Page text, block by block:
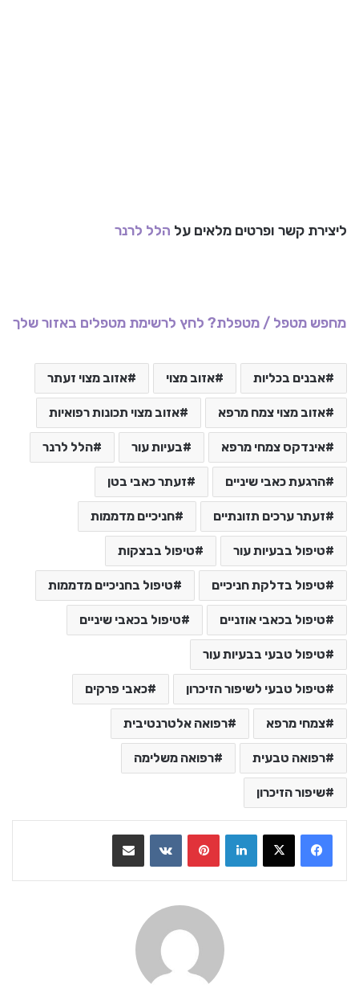
ליצירת קשר ופרטים מלאים על הלל לרנר
מחפש מטפל / מטפלת? לחץ לרשימת מטפלים באזור שלך
אבנים בכליות אזוב מצוי אזוב מצוי זעתר
אזוב מצוי צמח מרפא אזוב מצוי תכונות רפואיות
אינדקס צמחי מרפא בעיות עור הלל לרנר
הרגעת כאבי שיניים זעתר כאבי בטן
זעתר ערכים תזונתיים חניכיים מדממות
טיפול בבעיות עור טיפול בבצקות
טיפול בדלקת חניכיים טיפול בחניכיים מדממות
טיפול בכאבי אוזניים טיפול בכאבי שיניים
טיפול טבעי בבעיות עור
טיפול טבעי לשיפור הזיכרון כאבי פרקים
צמחי מרפא רפואה אלטרנטיבית
רפואה טבעית רפואה משלימה
שיפור הזיכרון
LinkedIn
VKontakte